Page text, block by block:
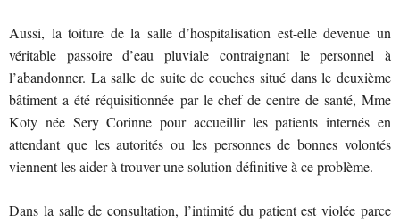
Aussi, la toiture de la salle d’hospitalisation est-elle devenue un
véritable passoire d’eau pluviale contraignant le personnel à
l’abandonner. La salle de suite de couches situé dans le deuxième
bâtiment a été réquisitionnée par le chef de centre de santé, Mme
Koty née Sery Corinne pour accueillir les patients internés en
attendant que les autorités ou les personnes de bonnes volontés
viennent les aider à trouver une solution définitive à ce problème.
Dans la salle de consultation, l’intimité du patient est violée parce